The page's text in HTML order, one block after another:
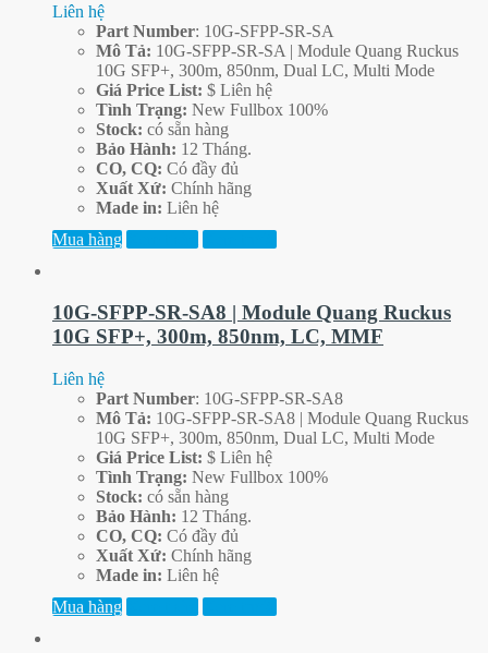
Liên hệ
Part Number: 10G-SFPP-SR-SA
Mô Tả: 10G-SFPP-SR-SA | Module Quang Ruckus
10G SFP+, 300m, 850nm, Dual LC, Multi Mode
Giá Price List: $ Liên hệ
Tình Trạng: New Fullbox 100%
Stock: có sẵn hàng
Bảo Hành: 12 Tháng.
CO, CQ: Có đầy đủ
Xuất Xứ: Chính hãng
Made in: Liên hệ
Mua hàng
10G-SFPP-SR-SA8 | Module Quang Ruckus
10G SFP+, 300m, 850nm, LC, MMF
Liên hệ
Part Number: 10G-SFPP-SR-SA8
Mô Tả: 10G-SFPP-SR-SA8 | Module Quang Ruckus
10G SFP+, 300m, 850nm, Dual LC, Multi Mode
Giá Price List: $ Liên hệ
Tình Trạng: New Fullbox 100%
Stock: có sẵn hàng
Bảo Hành: 12 Tháng.
CO, CQ: Có đầy đủ
Xuất Xứ: Chính hãng
Made in: Liên hệ
Mua hàng